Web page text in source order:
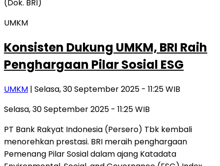
UMKM
Konsisten Dukung UMKM, BRI Raih
Penghargaan Pilar Sosial ESG
UMKM | Selasa, 30 September 2025 - 11:25 WIB
Selasa, 30 September 2025 - 11:25 WIB
PT Bank Rakyat Indonesia (Persero) Tbk kembali
menorehkan prestasi. BRI meraih penghargaan
Pemenang Pilar Sosial dalam ajang Katadata